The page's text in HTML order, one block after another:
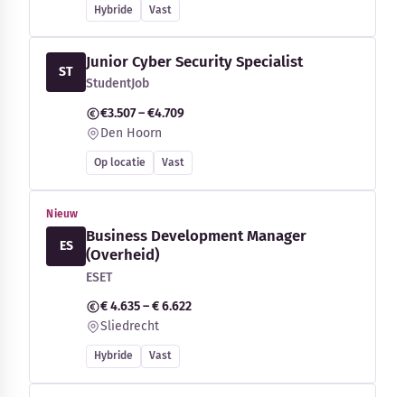
Hybride Vast
ST
Junior Cyber Security Specialist
StudentJob
€3.507 – €4.709
Den Hoorn
Op locatie Vast
Nieuw
ES
Business Development Manager
(Overheid)
ESET
€ 4.635 – € 6.622
Sliedrecht
Hybride Vast